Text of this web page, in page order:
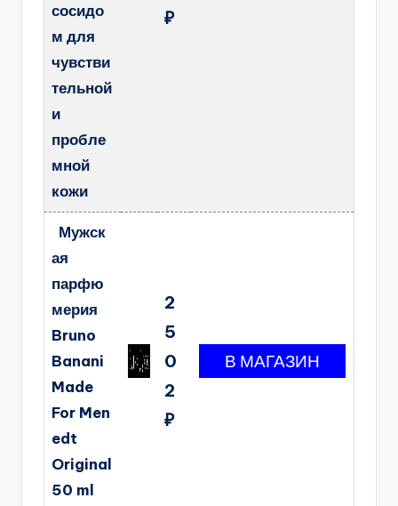
сосидо
м для
чувстви
тельной
и
пробле
мной
кожи
₽
Мужск
ая
парфю
мерия
Bruno
Banani
Made
For Men
edt
Original
50 ml
2
5
0
2
₽